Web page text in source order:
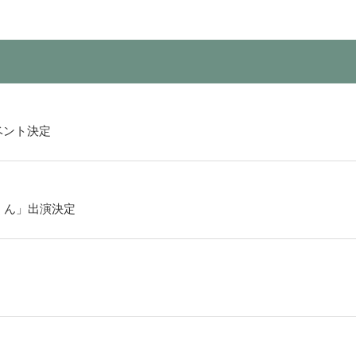
ト決定
」出演決定